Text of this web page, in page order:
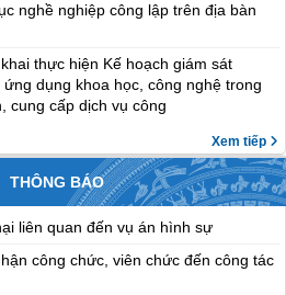
nghề nghiệp công lập trên địa bàn
thực hiện Kế hoạch giám sát
dụng khoa học, công nghệ trong
cung cấp dịch vụ công
Xem tiếp
THÔNG BÁO
liên quan đến vụ án hình sự
công chức, viên chức đến công tác